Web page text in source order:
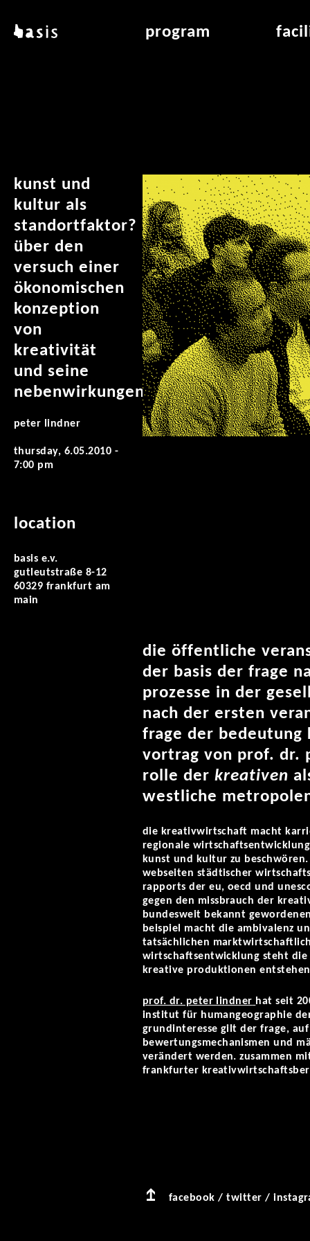
basis program
kunst und
kultur als
standortfaktor?
über den
versuch einer
ökonomischen
konzeption
von
kreativität
und seine
nebenwirkungen
peter lindner
thursday, 6.05.2010 -
7:00 pm
location
basis e.v.
gutleutstraße 8-12
60329 frankfurt am
main
die öffentliche
der basis der frage
prozesse in der
nach der ersten
frage der
vortrag von prof. dr.
rolle der kreativen
westliche
die kreativwirtschaft macht
regionale
kunst und kultur zu
webseiten städtischer
rapports der eu, oecd und
gegen den missbrauch der
bundesweit bekannt
beispiel macht die ambivalenz
tatsächlichen
wirtschaftsentwicklung steht die
kreative produktionen
prof. dr. peter lindner hat seit
institut für humangeographie
grundinteresse gilt der frage,
bewertungsmechanismen und
verändert werden. zusammen
frankfurter
facebook /twitter /